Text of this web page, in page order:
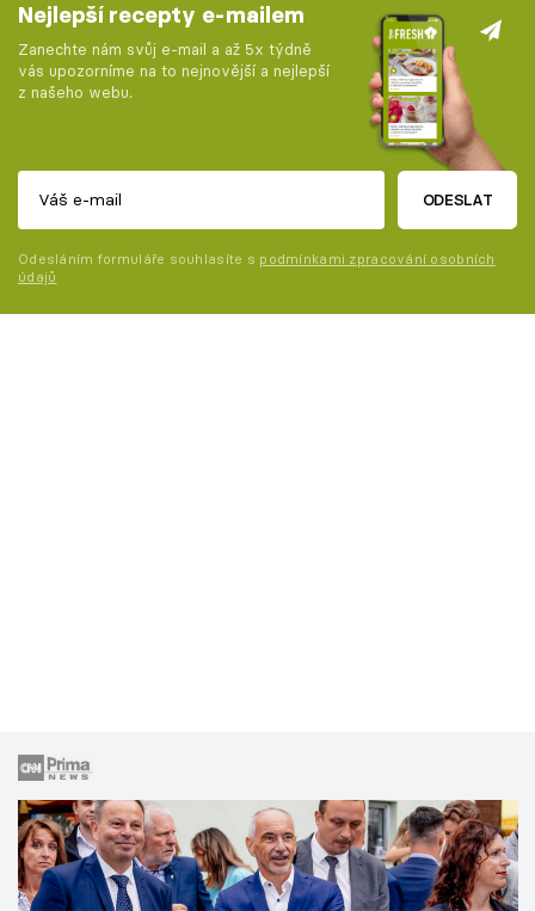
Nejlepší recepty e-mailem
Zanechte nám svůj e-mail a až 5x týdně
vás upozorníme na to nejnovější a nejlepší
z našeho webu.
ODESLAT
Odesláním formuláře souhlasíte s podmínkami zpracování osobních
údajů